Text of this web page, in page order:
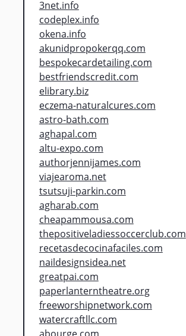
3net.info
codeplex.info
okena.info
akunidpropokerqq.com
bespokecardetailing.com
bestfriendscredit.com
elibrary.biz
eczema-naturalcures.com
astro-bath.com
aghapal.com
altu-expo.com
authorjennijames.com
viajearoma.net
tsutsuji-parkin.com
agharab.com
cheapammousa.com
thepositiveladiessoccerclub.com
recetasdecocinafaciles.com
naildesignsidea.net
greatpai.com
paperlanterntheatre.org
freeworshipnetwork.com
watercraftllc.com